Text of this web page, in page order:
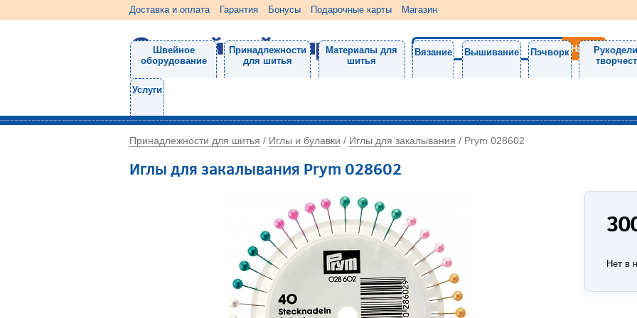
Доставка и оплата Гарантия Бонусы Подарочные карты Магазин
Швейное
оборудование
Принадлежности
для шитья
Материалы для
шитья
Вязание Вышивание Пэчворк
Услуги
Принадлежности для шитья / Иглы и булавки / Иглы для закалывания / Prym 028602
Иглы для закалывания Prym 028602
Нет в